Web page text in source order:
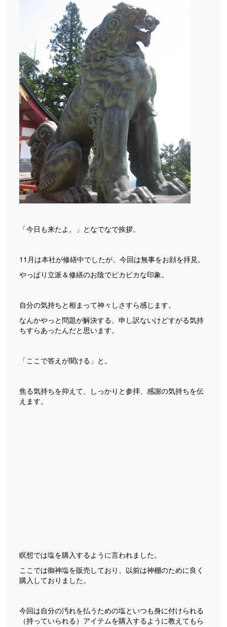
「今日も来たよ。」となでなで挨拶。
11月は本社が修繕中でしたが、今回は無事をお顔を拝見。
やっぱり立派＆修繕のお陰でピカピカな印象。
自分の気持ちと相まって神々しさすら感じます。
なんかやっと問題が解決する、申し訳ないけどすがる気持
ちすらあったんだと思います。
「ここで答えが聞ける」と。
焦る気持ちを抑えて、しっかりと参拝、感謝の気持ちを伝
えます。
瞑想では塩を購入するように言われました。
ここでは御神塩を販売しており、以前は神棚のために良く
購入しておりました。
今回は自分の汚れを払うための塩といつも身に付けられる
（持っていられる）アイテムを購入するように教えてもら